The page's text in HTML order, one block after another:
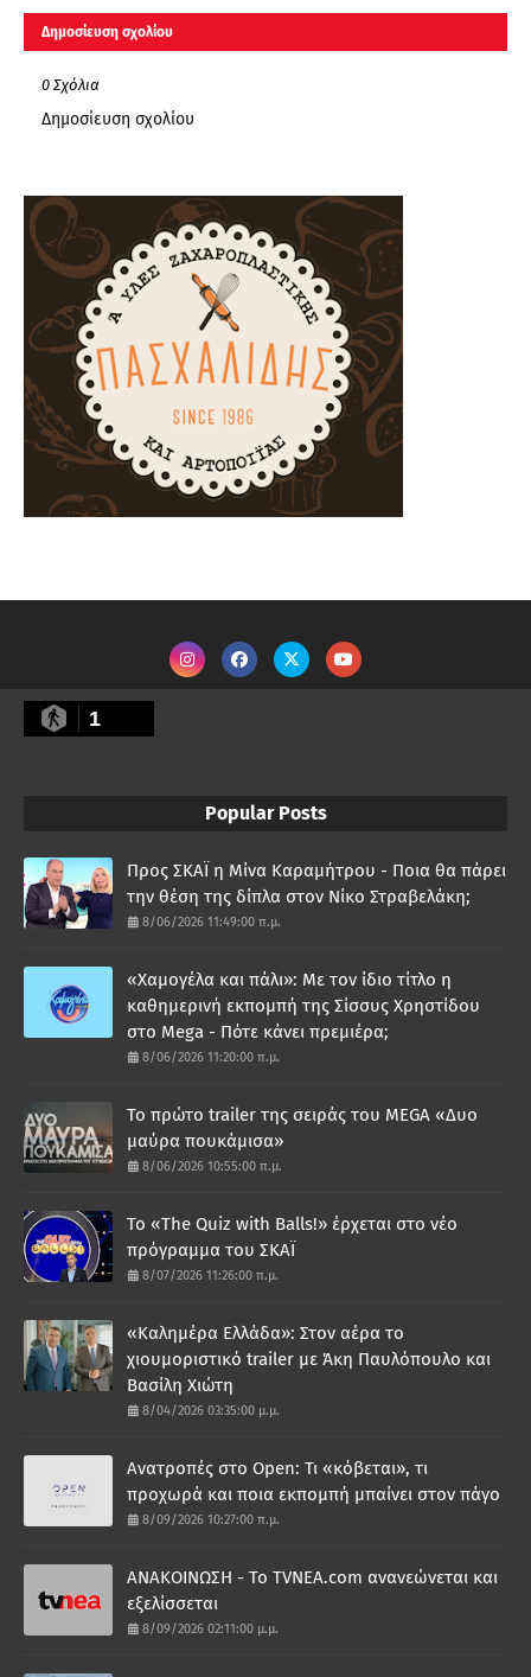
Δημοσίευση σχολίου
0 Σχόλια
Δημοσίευση σχολίου
1
Popular Posts
Προς ΣΚΑΪ η Μίνα Καραμήτρου - Ποια θα πάρει
την θέση της δίπλα στον Νίκο Στραβελάκη;
8/06/2026 11:49:00 π.μ.
«Χαμογέλα και πάλι»: Με τον ίδιο τίτλο η
καθημερινή εκπομπή της Σίσσυς Χρηστίδου
στο Mega - Πότε κάνει πρεμιέρα;
8/06/2026 11:20:00 π.μ.
Το πρώτο trailer της σειράς του MEGA «Δυο
μαύρα πουκάμισα»
8/06/2026 10:55:00 π.μ.
Το «The Quiz with Balls!» έρχεται στο νέο
πρόγραμμα του ΣΚΑΪ
8/07/2026 11:26:00 π.μ.
«Καλημέρα Ελλάδα»: Στον αέρα το
χιουμοριστικό trailer με Άκη Παυλόπουλο και
Βασίλη Χιώτη
8/04/2026 03:35:00 μ.μ.
Ανατροπές στο Open: Τι «κόβεται», τι
προχωρά και ποια εκπομπή μπαίνει στον πάγο
8/09/2026 10:27:00 π.μ.
ΑΝΑΚΟΙΝΩΣΗ - Το TVNEA.com ανανεώνεται και
εξελίσσεται
8/09/2026 02:11:00 μ.μ.